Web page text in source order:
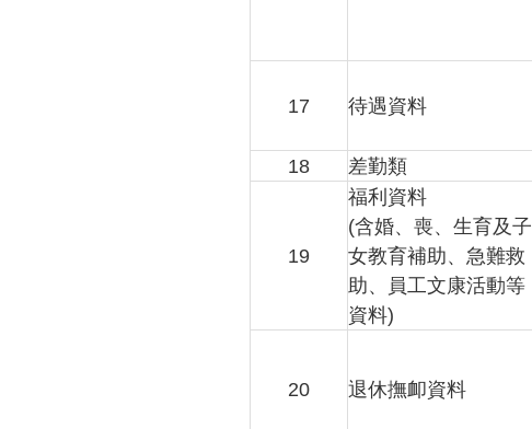
17 待遇資料
18 差勤類
19
福利資料
(含婚、喪、生育及子
女教育補助、急難救
助、員工文康活動等
資料)
20 退休撫卹資料